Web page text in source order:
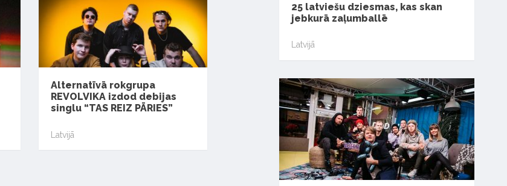
Alternatīvā rokgrupa
REVOLVIKA izdod debijas
singlu “TAS REIZ PĀRIES”
Latvijā
25 latviešu dziesmas, kas skan
jebkurā zaļumballē
Latvijā